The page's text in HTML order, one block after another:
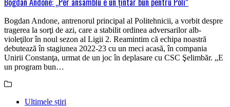
Bogdan Andone, antrenorul principal al Politehnicii, a vorbit despre
tragerea la sorţi de azi, care a stabilit ordinea adversarilor alb-
violeţilor în noul sezon al Ligii 2. Reamintim că echipa noastră
debutează în stagiunea 2022-23 cu un meci acasă, în compania
Unirii Constanţa, urmat de un joc în deplasare cu CSC Şelimbăr. „E
un program bun…
Ultimele știri